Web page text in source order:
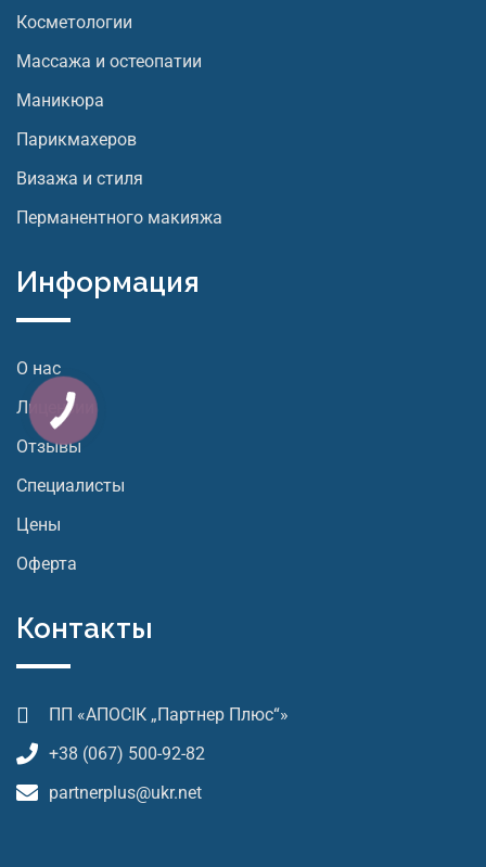
Косметологии
Массажа и остеопатии
Маникюра
Парикмахеров
Визажа и стиля
Перманентного макияжа
Информация
О нас
Лицензии
Отзывы
Специалисты
Цены
Оферта
Контакты
ПП «АПОСІК „Партнер Плюс“»
+38 (067) 500-92-82
partnerplus@ukr.net